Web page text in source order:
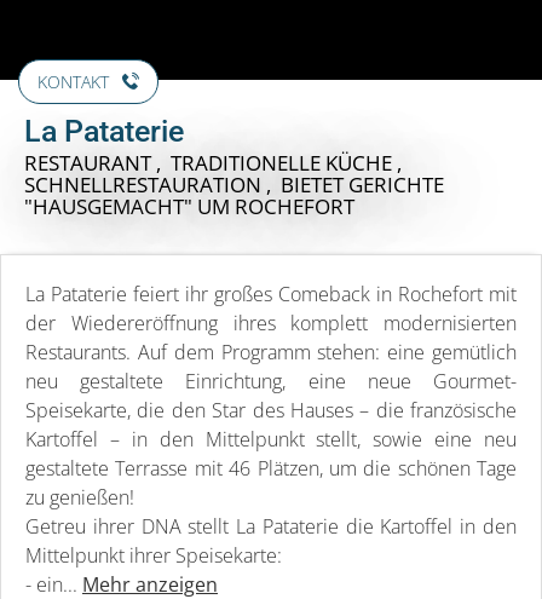
KONTAKT
La Pataterie
RESTAURANT , TRADITIONELLE KÜCHE ,
SCHNELLRESTAURATION , BIETET GERICHTE
"HAUSGEMACHT" UM ROCHEFORT
La Pataterie feiert ihr großes Comeback in Rochefort mit
der Wiedereröffnung ihres komplett modernisierten
Restaurants. Auf dem Programm stehen: eine gemütlich
neu gestaltete Einrichtung, eine neue Gourmet-
Speisekarte, die den Star des Hauses – die französische
Kartoffel – in den Mittelpunkt stellt, sowie eine neu
gestaltete Terrasse mit 46 Plätzen, um die schönen Tage
zu genießen!
Getreu ihrer DNA stellt La Pataterie die Kartoffel in den
Mittelpunkt ihrer Speisekarte:
- ein... Mehr anzeigen